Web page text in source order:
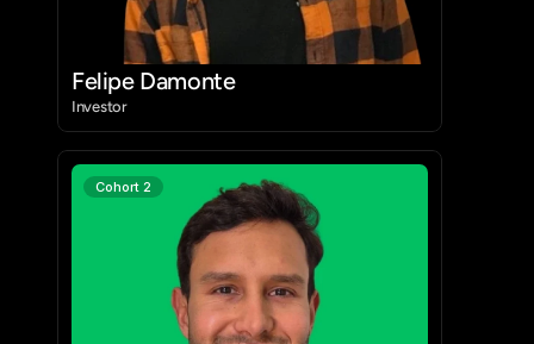
Felipe Damonte
Investor
Cohort 2